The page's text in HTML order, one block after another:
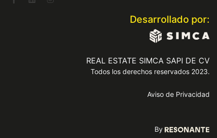
Desarrollado por:
REAL ESTATE SIMCA SAPI DE CV
Todos los derechos reservados 2023.
Aviso de Privacidad
By